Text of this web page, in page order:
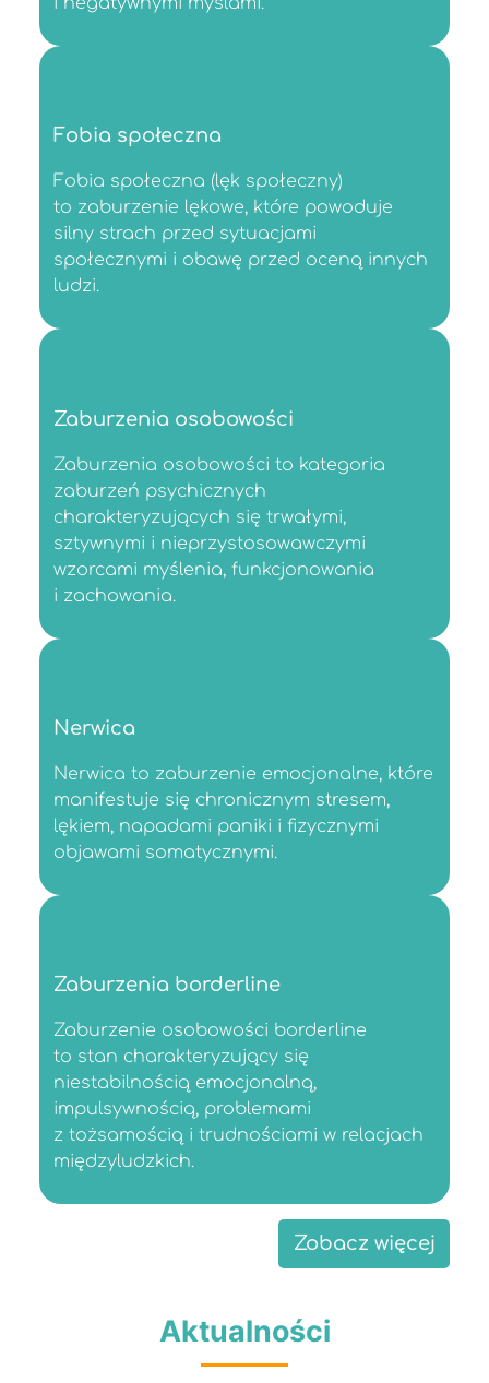
Fobia społeczna
Fobia społeczna (lęk społeczny)
to zaburzenie lękowe, które powoduje
silny strach przed sytuacjami
społecznymi i obawę przed oceną innych
ludzi.
Zaburzenia osobowości
Zaburzenia osobowości to kategoria
zaburzeń psychicznych
charakteryzujących się trwałymi,
sztywnymi i nieprzystosowawczymi
wzorcami myślenia, funkcjonowania
i zachowania.
Nerwica
Nerwica to zaburzenie emocjonalne, które
manifestuje się chronicznym stresem,
lękiem, napadami paniki i fizycznymi
objawami somatycznymi.
Zaburzenia borderline
Zaburzenie osobowości borderline
to stan charakteryzujący się
niestabilnością emocjonalną,
impulsywnością, problemami
z tożsamością i trudnościami w relacjach
międzyludzkich.
Zobacz więcej
Aktualności